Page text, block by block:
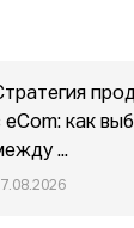
eСom: как
...